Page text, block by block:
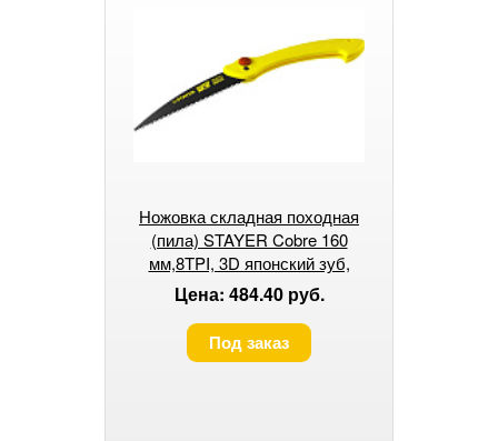
Ножовка складная походная
(пила) STAYER Cobre 160
мм,8TPI, 3D японский зуб,
пиление "на себя"
Цена: 484.40 руб.
Под заказ